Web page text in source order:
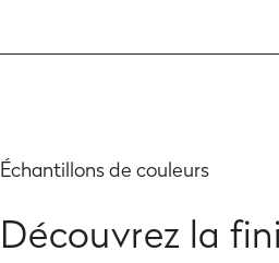
Échantillons de couleurs
Découvrez la